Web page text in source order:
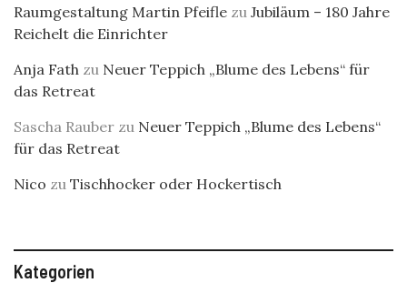
Raumgestaltung Martin Pfeifle zu Jubiläum – 180 Jahre
Reichelt die Einrichter
Anja Fath zu Neuer Teppich „Blume des Lebens“ für
das Retreat
Sascha Rauber zu Neuer Teppich „Blume des Lebens“
für das Retreat
Nico zu Tischhocker oder Hockertisch
Kategorien